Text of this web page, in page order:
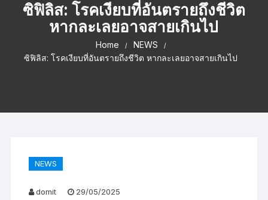
ซิฟิลิส: โรคเงียบที่อันตรายถึงชีวิต
หากละเลยอาจสายเกินไป
Home
NEWS
ซิฟิลิส: โรคเงียบที่อันตรายถึงชีวิต หากละเลยอาจสายเกินไป
NEWS
domit 29/05/2025